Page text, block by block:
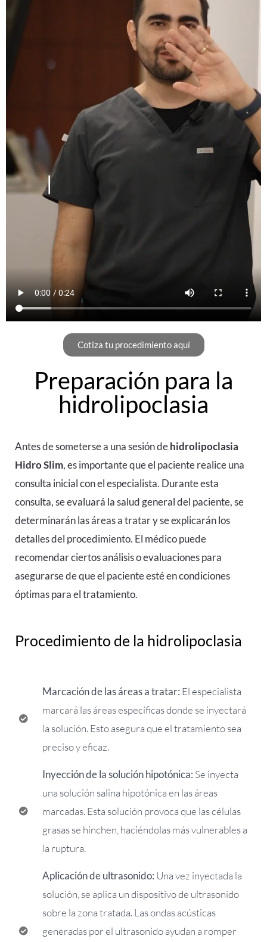
Cotiza tu procedimiento aquí
Preparación para la
hidrolipoclasia
Antes de someterse a una sesión dehidrolipoclasia
Hidro Slim, es importante que el paciente realice una
consulta inicial con el especialista. Durante esta
consulta, se evaluará la salud general del paciente, se
determinarán las áreas a tratar y se explicarán los
detalles del procedimiento. El médico puede
recomendar ciertos análisis o evaluaciones para
asegurarse de que el paciente esté en condiciones
óptimas para el tratamiento.
Procedimiento de la hidrolipoclasia
Marcación de las áreas a tratar: El especialista
marcará las áreas específicas donde se inyectará
la solución. Esto asegura que el tratamiento sea
preciso y eficaz.
Inyección de la solución hipotónica: Se inyecta
una solución salina hipotónica en las áreas
marcadas. Esta solución provoca que las células
grasas se hinchen, haciéndolas más vulnerables a
la ruptura.
Aplicación de ultrasonido: Una vez inyectada la
solución, se aplica un dispositivo de ultrasonido
sobre la zona tratada. Las ondas acústicas
generadas por el ultrasonido ayudan a romper